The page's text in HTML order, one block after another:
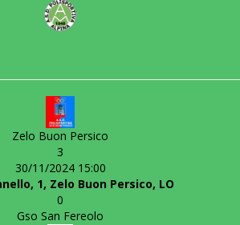
Zelo Buon Persico
3
30/11/2024 15:00
1, Zelo Buon Persico, LO
0
Gso San Fereolo